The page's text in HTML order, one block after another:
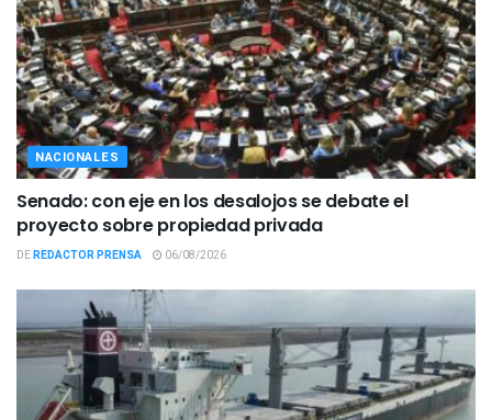
NACIONALES
Senado: con eje en los desalojos se debate el
proyecto sobre propiedad privada
DEREDACTOR PRENSA 06/08/2026